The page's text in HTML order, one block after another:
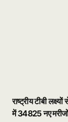
राष्ट्रीय टीबी
में 34825 नए